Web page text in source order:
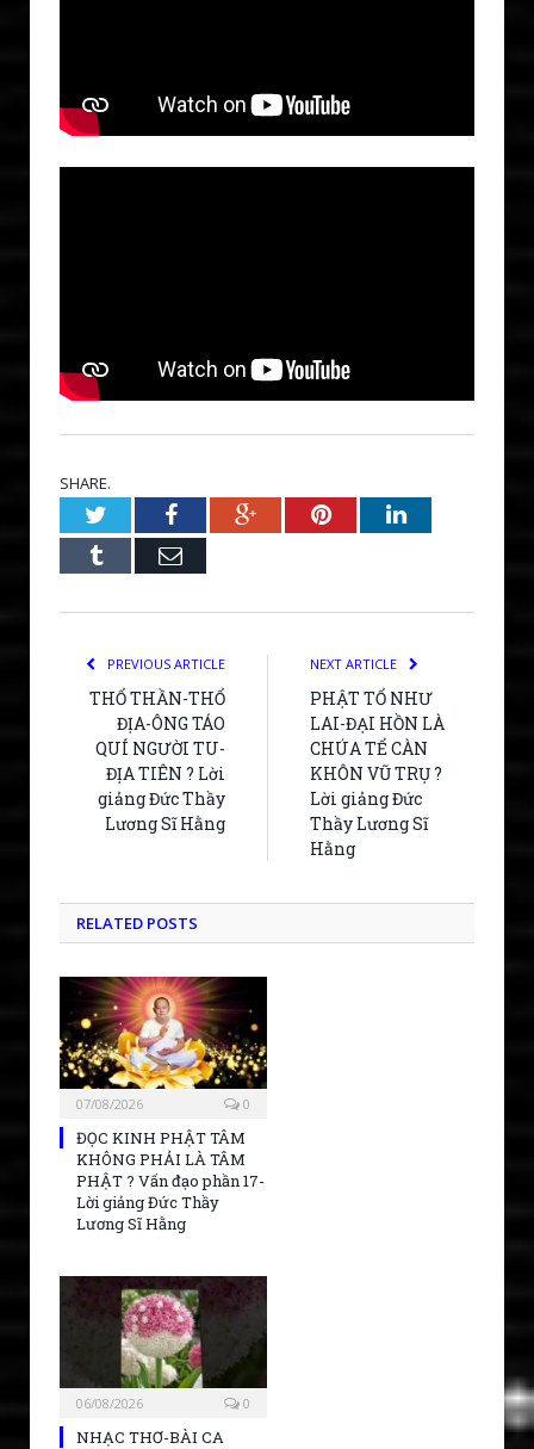
SHARE.
TwitterFacebookGoogle+PinterestLinkedIn
Tumblr Email
PREVIOUS ARTICLE
THỔ THẦN-THỔ
ĐỊA-ÔNG TÁO
QUÍ NGƯỜI TU-
ĐỊA TIÊN ? Lời
giảng Đức Thầy
Lương Sĩ Hằng
NEXT ARTICLE
PHẬT TỔ NHƯ
LAI-ĐẠI HỒN LÀ
CHÚA TỂ CÀN
KHÔN VŨ TRỤ ?
Lời giảng Đức
Thầy Lương Sĩ
Hằng
RELATED POSTS
07/08/2026 0
ĐỌC KINH PHẬT TÂM
KHÔNG PHẢI LÀ TÂM
PHẬT ? Vấn đạo phần 17-
Lời giảng Đức Thầy
Lương Sĩ Hằng
06/08/2026 0
NHẠC THƠ-BÀI CA